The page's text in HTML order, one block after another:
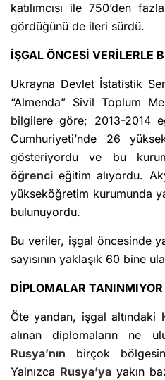
katılımcısı ile 750’den
gördüğünü de ileri sürdü.
İŞGAL ÖNCESİ VERİLERLE
Ukrayna Devlet İstatistik
“Almenda” Sivil Toplum
bilgilere göre; 2013-2014
Cumhuriyeti’nde 26
gösteriyordu ve bu
öğrenci eğitim alıyordu.
yükseköğretim kurumunda
bulunuyordu.
Bu veriler, işgal öncesinde
sayısının yaklaşık 60 bine
DİPLOMALAR TANINMIYOR
Öte yandan, işgal altındaki
alınan diplomaların ne
Rusya’nın birçok
Yalnızca Rusya’ya yakın